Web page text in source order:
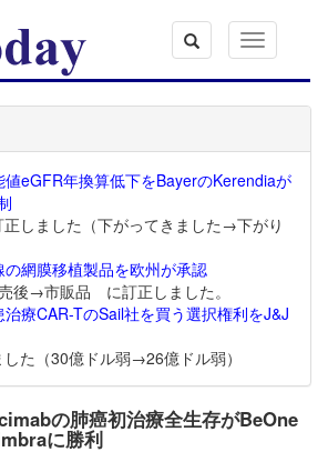
Toggle
navigation
eGFR年換算低下をBayerのKerendiaが
正しました（下がってきました→下がり
網膜移植製品を欧州が承認
後→市販品 に訂正しました。
療CAR-TのSail社を買う選択権利をJ&J
した（30億ドル弱→26億ドル弱）
の肺癌初治療全生存がBeOne
に勝利